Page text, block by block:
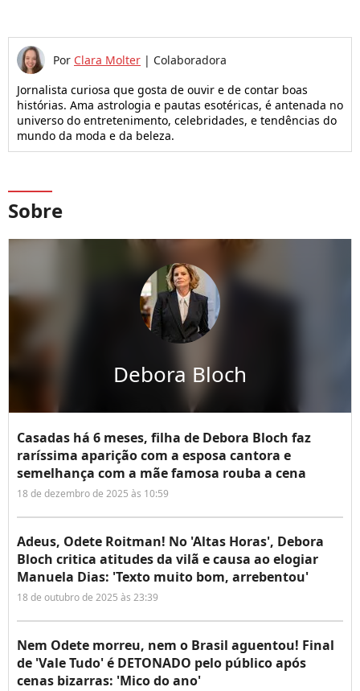
Por Clara Molter | Colaboradora
Jornalista curiosa que gosta de ouvir e de contar boas
histórias. Ama astrologia e pautas esotéricas, é antenada no
universo do entretenimento, celebridades, e tendências do
mundo da moda e da beleza.
Sobre
Debora Bloch
Casadas há 6 meses, filha de Debora Bloch faz
raríssima aparição com a esposa cantora e
semelhança com a mãe famosa rouba a cena
18 de dezembro de 2025 às 10:59
Adeus, Odete Roitman! No 'Altas Horas', Debora
Bloch critica atitudes da vilã e causa ao elogiar
Manuela Dias: 'Texto muito bom, arrebentou'
18 de outubro de 2025 às 23:39
Nem Odete morreu, nem o Brasil aguentou! Final
de 'Vale Tudo' é DETONADO pelo público após
cenas bizarras: 'Mico do ano'